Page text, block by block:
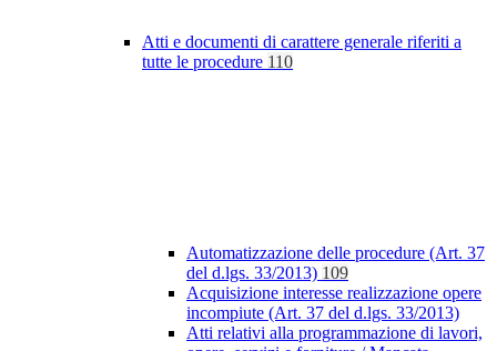
Atti e documenti di carattere generale riferiti a
tutte le procedure 110
Automatizzazione delle procedure (Art. 37
del d.lgs. 33/2013) 109
Acquisizione interesse realizzazione opere
incompiute (Art. 37 del d.lgs. 33/2013)
Atti relativi alla programmazione di lavori,